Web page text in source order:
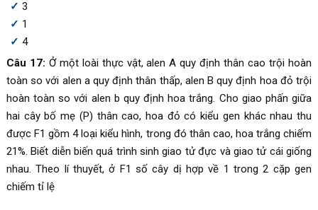
3
1
4
Câu 17: Ở một loài thực vật, alen A quy định thân cao trội hoàn
toàn so với alen a quy định thân thấp, alen B quy định hoa đỏ trội
hoàn toàn so với alen b quy định hoa trắng. Cho giao phấn giữa
hai cây bố mẹ (P) thân cao, hoa đỏ có kiểu gen khác nhau thu
được F1 gồm 4 loại kiểu hình, trong đó thân cao, hoa trắng chiếm
21%. Biết diễn biến quá trình sinh giao tử đực và giao tử cái giống
nhau. Theo lí thuyết, ở F1 số cây dị hợp về 1 trong 2 cặp gen
chiếm tỉ lệ